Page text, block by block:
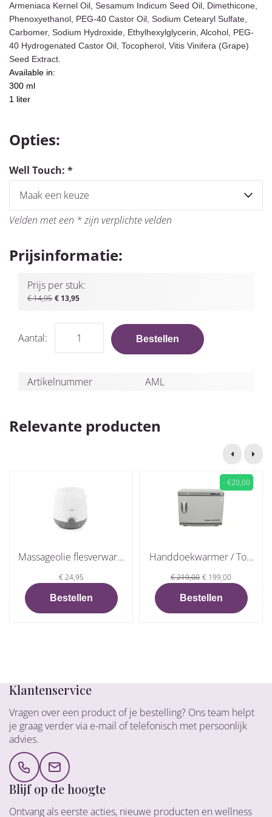
Massagetafels
Oakworks
Electrische &
Vaste
massagetafels
Stronglite
Massagetafels
TAO-line /
WellTouch
Massagetafels
Warmtedekens
Hoofdsteunen &
Hoofdsteunkussentjes
Houten
producten
Kussens &
Knierollen
Voeten- &
Theracane
Krukken
Matten
MASSAGEMAGNEET
Tholin
Volatile
Wu-
wei
Tanamera
Well
Touch
Armeniaca Kernel Oil, Sesamum Indicum Seed Oil, Dimethicone,
Phenoxyethanol, PEG-40 Castor Oil, Sodium Cetearyl Sulfate,
Carbomer, Sodium Hydroxide, Ethylhexylglycerin, Alcohol, PEG-
40 Hydrogenated Castor Oil, Tocopherol, Vitis Vinifera (Grape)
Seed Extract.
Available in:
300 ml
1 liter
Opties:
Well Touch: *
Velden met een * zijn verplichte velden
Prijsinformatie:
Prijs per stuk:
€ 14,95 € 13,95
Aantal: Bestellen
Artikelnummer AML
Relevante producten
Massageolie flesverwarme...
€ 24,95
Bestellen
- €20,00
Handdoekwarmer / Towel
€ 219,00 € 199,00
Bestellen
Klantenservice
Vragen over een product of je bestelling? Ons team helpt
je graag verder via e-mail of telefonisch met persoonlijk
advies.
Blijf op de hoogte
Ontvang als eerste acties, nieuwe producten en wellness